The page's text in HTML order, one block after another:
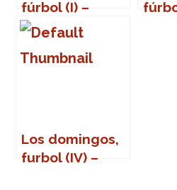
fúrbol (I) –
George Best
Los domingos,
furbol (IV) –